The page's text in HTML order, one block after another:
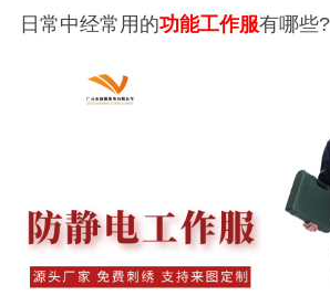
日常中经常用的功能工作服有哪些?